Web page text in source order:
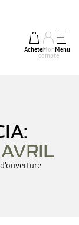
AcheterMon
compte
Menu